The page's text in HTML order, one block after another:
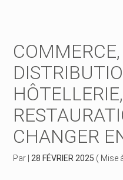
Développer votre entreprise
Construire votre patrimoine
Être prêt pour la facturation
Gérer vos ressources humaines
Dématérialiser vos documents
COMMERCE,
HÔTELLERIE,
CHANGER
Par 28 FÉVRIER 2025 ( Mise